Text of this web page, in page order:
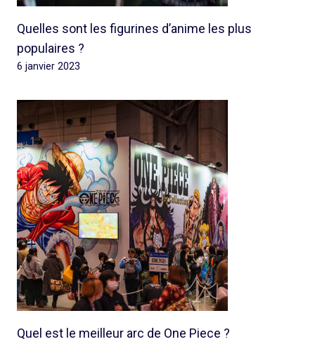
Quelles sont les figurines d’anime les plus
populaires ?
6 janvier 2023
Quel est le meilleur arc de One Piece ?